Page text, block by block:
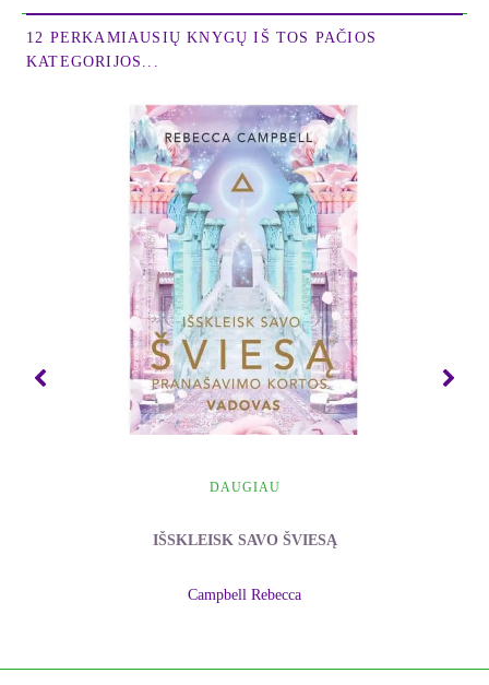
12 PERKAMIAUSIŲ KNYGŲ IŠ TOS PAČIOS
KATEGORIJOS...
DAUGIAU
IŠSKLEISK SAVO ŠVIESĄ
Campbell Rebecca